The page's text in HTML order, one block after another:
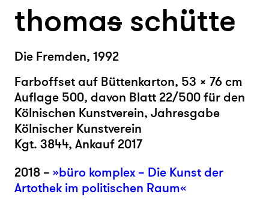
thomas schütte
Die Fremden, 1992
Farboffset auf Büttenkarton, 53 × 76 cm
Auflage 500, davon Blatt 22/500 für den
Kölnischen Kunstverein, Jahresgabe
Kölnischer Kunstverein
Kgt. 3844, Ankauf 2017
2018 – »büro komplex – Die Kunst der
Artothek im politischen Raum«